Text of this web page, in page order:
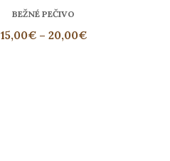
BEŽNÉ PEČIVO
15,00€– 20,00€